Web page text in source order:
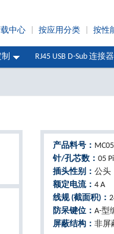
载中心 按应用分类 按性
RJ45 USB D-Sub 连接器
产品料号：
针/孔芯数： 05
插头性别： 公头
额定电流： 4 A
线规 (截面积)：
防呆键位： A-型
屏蔽结构： 非屏